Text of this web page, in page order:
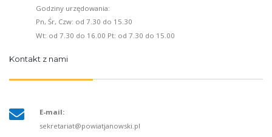
Godziny urzędowania:
Pn, Śr, Czw: od 7.30 do 15.30
Wt: od 7.30 do 16.00 Pt: od 7.30 do 15.00
Kontakt z nami
E-mail:
sekretariat@powiatjanowski.pl